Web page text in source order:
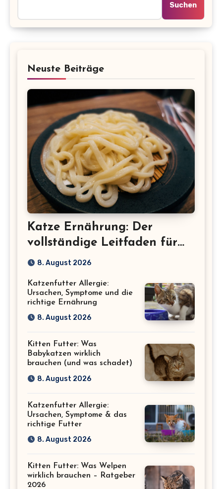
Suchen
Neuste Beiträge
Katze Ernährung: Der
vollständige Leitfaden für
eine gesunde Katze
8. August 2026
Katzenfutter Allergie:
Ursachen, Symptome und die
richtige Ernährung
8. August 2026
Kitten Futter: Was
Babykatzen wirklich
brauchen (und was schadet)
8. August 2026
Katzenfutter Allergie:
Ursachen, Symptome & das
richtige Futter
8. August 2026
Kitten Futter: Was Welpen
wirklich brauchen – Ratgeber
2026